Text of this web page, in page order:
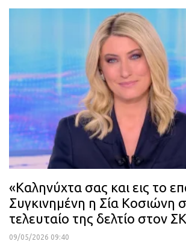
«Καληνύχτα σας και εις το
Συγκινημένη η Σία Κοσιώνη
τελευταίο της δελτίο στον
09/05/2026 09:40